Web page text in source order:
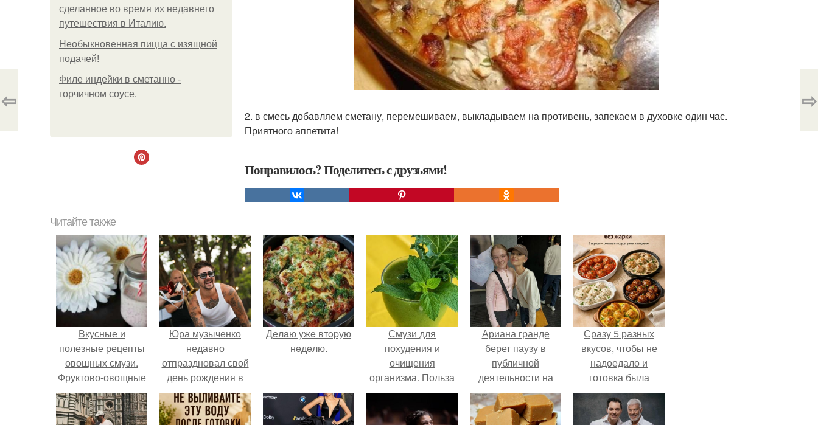
сделанное во время их недавнего
путешествия в Италию.
Необыкновенная пицца с изящной
подачей!
Филе индейки в сметанно -
горчичном соусе.
2. в смесь добавляем сметану, перемешиваем, выкладываем на противень, запекаем в духовке один час.
Приятного аппетита!
Понравилось? Поделитесь с друзьями!
⇦ ⇨
Читайте также
Вкусные и
полезные рецепты
овощных смузи.
Фруктово-овощные
смузи для полезных
летних завтраков: 7
самых вкусных
Юра музыченко
недавно
отпраздновал свой
день рождения в
кругу самых
близких и родных
людей.
Дeлaю yжe втopую
нeдeлю.
Смузи для
похудения и
очищения
организма. Польза
смузи
Ариана гранде
берет паузу в
публичной
деятельности на
фоне слухов о
своем здоровье.
Сразу 5 разных
вкусов, чтобы не
надоедало и
готовка была
проще.